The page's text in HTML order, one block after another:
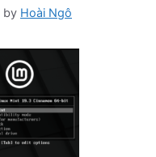
by Hoài Ngô